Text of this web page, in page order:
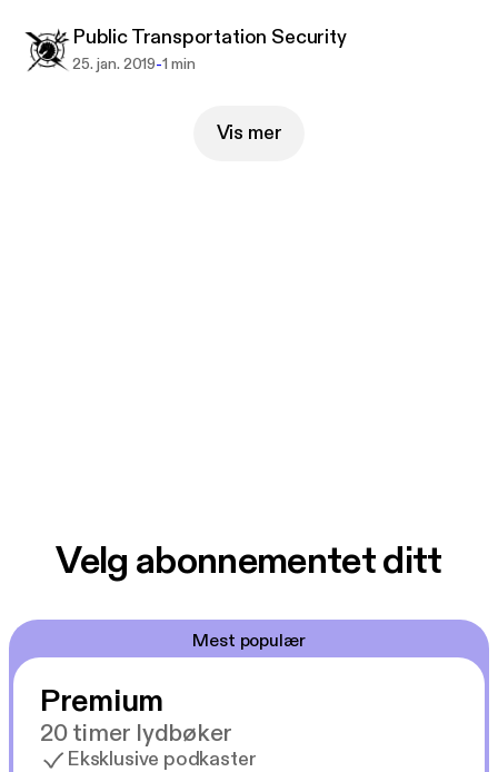
Public Transportation Security
25. jan. 2019-1 min
Vis mer
Velg abonnementet ditt
Mest populær
Premium
20 timer lydbøker
Eksklusive podkaster